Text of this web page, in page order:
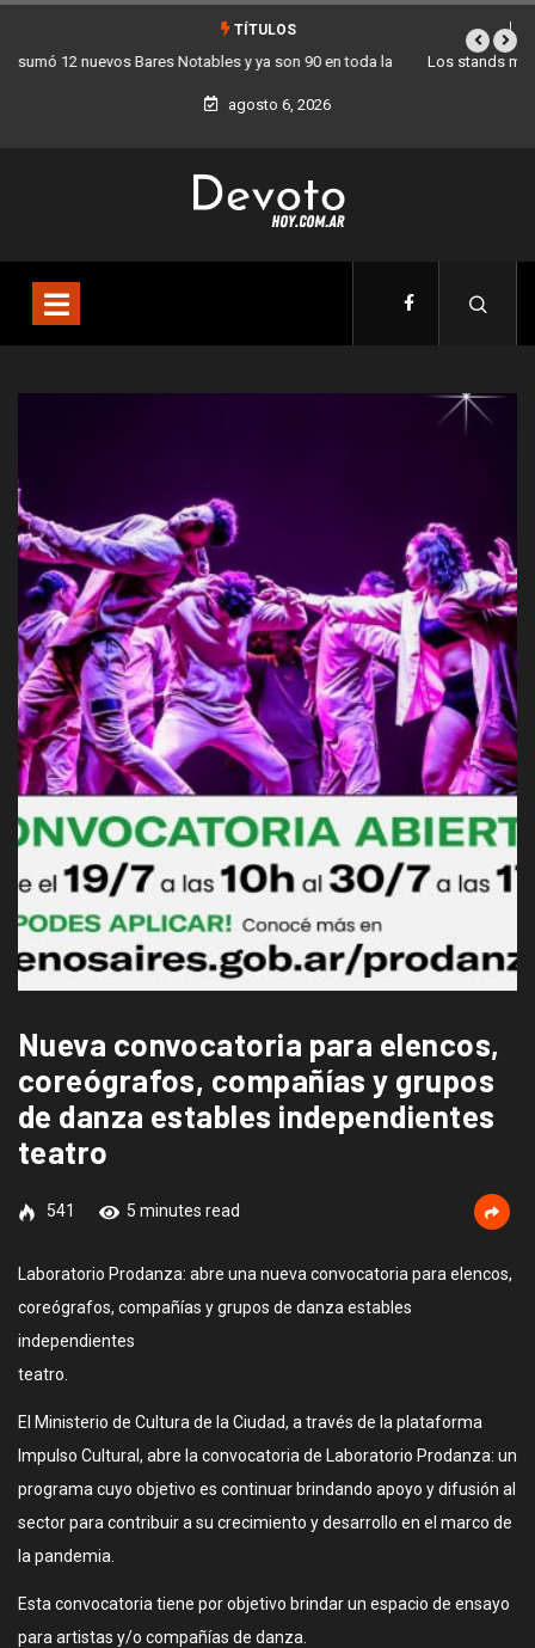
TÍTULOS
Los stands móviles de la Ciudad llegan esta semana a Villa Devoto
agosto 6, 2026
Nueva convocatoria para elencos,
coreógrafos, compañías y grupos
de danza estables independientes
teatro
541 5 minutes read
Laboratorio Prodanza: abre una nueva convocatoria para elencos,
coreógrafos, compañías y grupos de danza estables
independientes
teatro.
El Ministerio de Cultura de la Ciudad, a través de la plataforma
Impulso Cultural, abre la convocatoria de Laboratorio Prodanza: un
programa cuyo objetivo es continuar brindando apoyo y difusión al
sector para contribuir a su crecimiento y desarrollo en el marco de
la pandemia.
Esta convocatoria tiene por objetivo brindar un espacio de ensayo
para artistas y/o compañías de danza.